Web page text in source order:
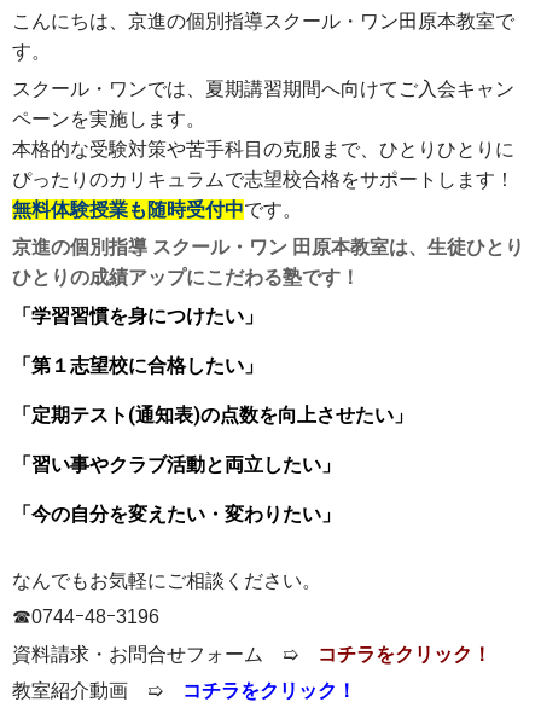
こんにちは、京進の個別指導スクール・ワン田原本教室で
す。
スクール・ワンでは、夏期講習期間へ向けてご入会キャン
ペーンを実施します。
本格的な受験対策や苦手科目の克服まで、ひとりひとりに
ぴったりのカリキュラムで志望校合格をサポートします！
無料体験授業も随時受付中です。
京進の個別指導 スクール・ワン 田原本教室は、 生徒ひとり
ひとりの成績アップにこだわる塾です！
「学習習慣を身につけたい」
「第１志望校に合格したい」
「定期テスト(通知表)の点数を向上させたい」
「習い事やクラブ活動と両立したい」
「今の自分を変えたい・変わりたい」
なんでもお気軽にご相談ください。
☎0744ｰ48ｰ3196
資料請求・お問合せフォーム ➯
コチラをクリック！
教室紹介動画 ➯
コチラをクリック！